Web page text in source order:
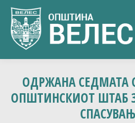
ОДРЖАНА СЕДМАТА
ОПШТИНСКИОТ ШТАБ